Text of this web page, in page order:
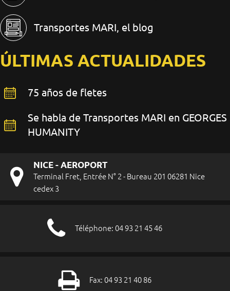
Transportes MARI, el blog
ÚLTIMAS ACTUALIDADES
75 años de fletes
Se habla de Transportes MARI en GEORGES
HUMANITY
NICE - AEROPORT
Terminal Fret, Entrée N° 2 - Bureau 201 06281 Nice
cedex 3
Téléphone: 04 93 21 45 46
Fax: 04 93 21 40 86